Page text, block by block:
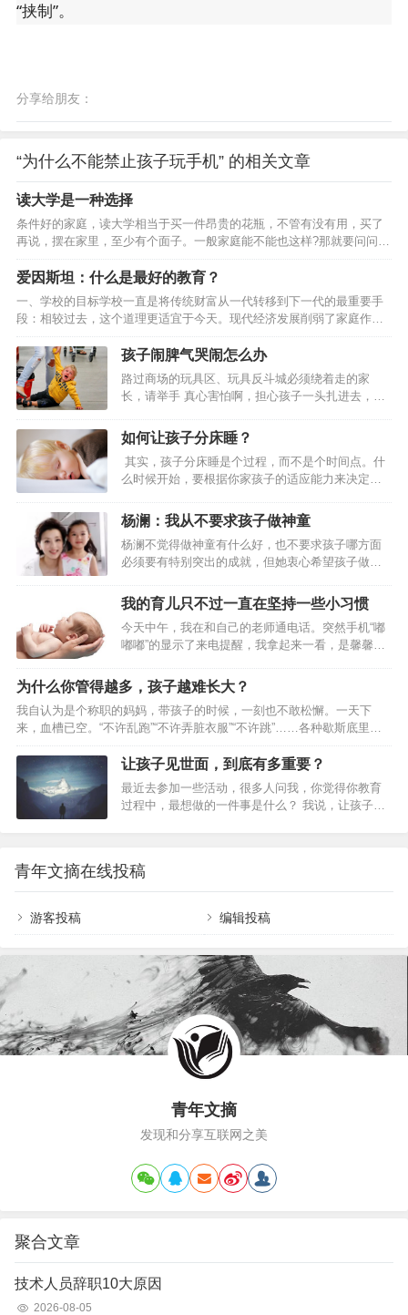
“挟制”。
分享给朋友：
“为什么不能禁止孩子玩手机” 的相关文章
读大学是一种选择
条件好的家庭，读大学相当于买一件昂贵的花瓶，不管有没有用，买了
再说，摆在家里，至少有个面子。一般家庭能不能也这样?那就要问问
了。如果你有把握，这个花瓶能够给你带来巨大的荣耀和财富，坚决
入。如果不行，一进一出几十万，你就要掂量掂量了。前面说过了，读
大学成本是10w，晚四年上班送快递，损失是30W。这几十个W，是你爸
在太阳底下敲钉子挣来的，是你妈在工地厨房忙四年的结果，你怎么办?
在宿舍里睡懒觉，打游戏吗?不能啊!作为扩招前的985，我们已经走完了
一个完整的流程，也看明白了。如果一个东西，可以无穷无尽…
爱因斯坦：什么是最好的教育？
一、学校的目标学校一直是将传统财富从一代转移到下一代的最重要手
段：相较过去，这个道理更适宜于今天。现代经济发展削弱了家庭作为
传统和教育承载者的角色。因此，人类社会的生存和健康更加依赖于学
校。有时候，人们把学校看成仅仅是一种工具，靠它将一定数量的知识
传递给成长中的下一代。事实并不是这样的。知识是死的，而学校却是
在为活人服务。它旨在培养年轻人对社会繁荣有价值的品质和能力。但
这并不意味着剥夺个人的独特性，以使他成为社区中不情愿的工具，就
像蜜蜂或蚂蚁那样。因为一个由没有个人独特性和个人目标的标准化的
个人…
孩子闹脾气哭闹怎么办
路过商场的玩具区、玩具反斗城必须绕着走的家
长，请举手 真心害怕啊，担心孩子一头扎进去，拉
闹。 而孩子的哭闹经常让家长陷入两难境地：坚持
原则不给买，孩子可能要哭闹很久，还会引发围
观，又担心孩子之后留下心理阴影；心软买了的
话，以后在遇到这种情况孩子可能会变本加厉，遇
到这种情况应该怎么办才科学呢？别惊慌，孩子闹
脾气很正常 在要求得不到满足时，几乎所有幼儿都
还不会用语言表达需求，而由于他…
如何让孩子分床睡？
其实，孩子分床睡是个过程，而不是个时间点。什
么时候开始，要根据你家孩子的适应能力来决定，
说，能在3~10岁这个阶段内完成分床就可以了。 如
何很好的过度让孩子分床睡？ 有的孩子就是性格比
较独立一点，适应性强，4岁分床就很顺利，1周就
搞定； 而有的孩子就是喜欢粘着父母，8岁了还不肯
分床。这都是正常的，没必要为了分床让孩子整天
哭哭啼啼，跟生死离别似的。给孩子点时间，慢慢
杨澜：我从不要求孩子做神童
杨澜不觉得做神童有什么好，也不要求孩子哪方面
必须要有特别突出的成就，但她衷心希望孩子做一
体力行，努力培养孩子具有几种习惯和品性：爱好
运动、慈悲为怀、善于表达和富有幽默感。 ● 不
敷衍、不马虎 ● 认真对待孩子的每件小事 1996
年，杨澜在美国生下儿子；2000年10月20日，杨澜
在上海又喜得一个六斤多重的小女儿，圆了她想要
“美国儿子中国女儿”的妈妈梦。因为工作缘故，杨澜
我的育儿只不过一直在坚持一些小习惯
今天中午，我在和自己的老师通电话。突然手机“嘟
嘟嘟”的显示了来电提醒，我拿起来一看，是馨馨的
我的电话，莫非有什么重要的事情？我于是赶紧挂
了老师的电话，并立马拨通了馨馨班主任的电话。
要知道，现在对于我来说，千事万事都没有比儿女
们学习来得更重要的事情了。只听那边班主任很快
的向我阐明了打电话的原因，由于明天下午学校开
家长会，我被馨馨班主任邀请为分享育儿经的家
长。一开始，我是抗拒的，首先是因为自己拼音没
学好，普通话不标准，这也是目前带着孩子学拼音
为什么你管得越多，孩子越难长大？
我自认为是个称职的妈妈，带孩子的时候，一刻也不敢松懈。一天下
来，血槽已空。“不许乱跑”“不许弄脏衣服”“不许跳”……各种歇斯底里荡
漾在屋子里，嗓子都喊哑了。 好不容易把孩子哄睡着了，夜里的我也不
轻易放过自己。从前一沾枕头就呼呼大睡的我，当了妈妈后常常在半夜
突然惊醒，看看睡在身边的女儿。 用网上流行的段子概括我当妈的每一
天，就是“哈哈啊啊啊啊啊啊啊啊啊啊啊”。从孩子清晨的笑脸开始，以我
憔悴不堪的面容结束。 女儿一岁会走路后，我因为照顾她而累哭的次数
让孩子见世面，到底有多重要？
最近去参加一些活动，很多人问我，你觉得你教育
过程中，最想做的一件事是什么？ 我说，让孩子见
市蜃楼？” 我想说，孩子见世面，许多时候，不是
钱，而是父母的眼光和格局，融化在最细小的时间
中，也在空间中拉成一条巨大的隧道，带孩子通往
更大的世界。 02 我曾经有一篇文章中写到过，那
青年文摘在线投稿
游客投稿 编辑投稿
青年文摘
发现和分享互联网之美
聚合文章
技术人员辞职10大原因
2026-08-05